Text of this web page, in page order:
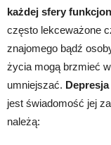
każdej sfery
często lekceważone
znajomego bądź
życia mogą brzmieć
umniejszać. Depresja
jest świadomość jej
należą: